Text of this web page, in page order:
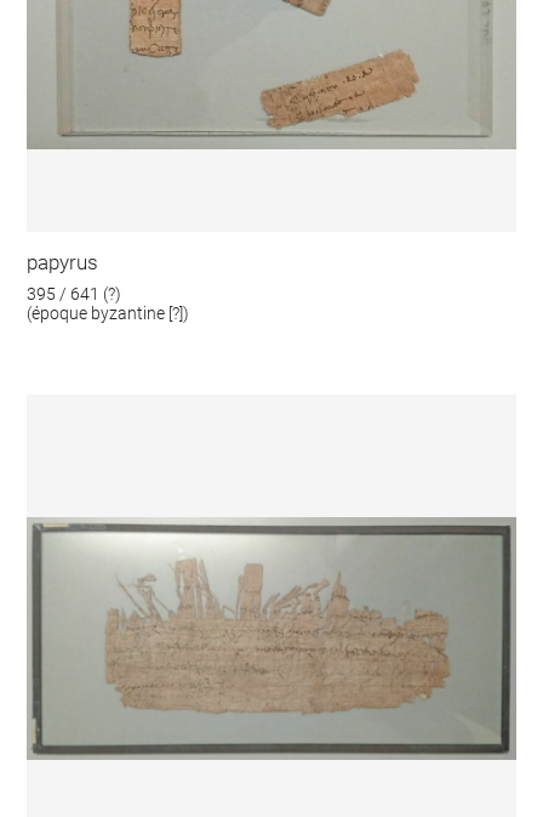
papyrus
395 / 641 (?)
(époque byzantine [?])